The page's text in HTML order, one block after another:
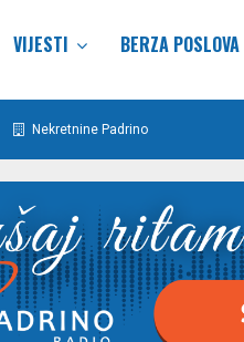
VIJESTI BERZA POSLOVA
Nekretnine Padrino